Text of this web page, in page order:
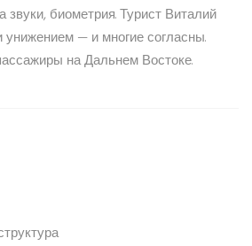
звуки, биометрия. Турист Виталий
унижением — и многие согласны.
на Дальнем Востоке.